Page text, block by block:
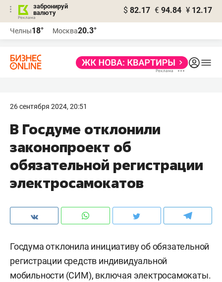
забронируй
валюту
$ 82.17 € 94.84 ¥ 12.17
Челны18° Москва20.3°
26 сентября 2024, 20:51
В Госдуме отклонили
законопроект об
обязательной регистрации
электросамокатов
Госдума отклонила инициативу об обязательной
регистрации средств индивидуальной
мобильности (СИМ), включая электросамокаты.